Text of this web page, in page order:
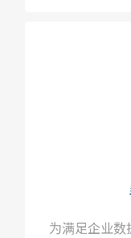
为满足企业数